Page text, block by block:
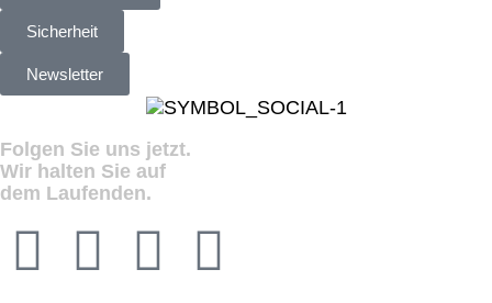
Sicherheit
Newsletter
Folgen Sie uns jetzt.
Wir halten Sie auf
dem Laufenden.